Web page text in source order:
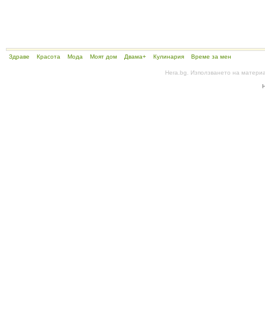
Здраве Красота Мода Моят дом Двама+ Кулинария Време за мен
Hera.bg. Използването на